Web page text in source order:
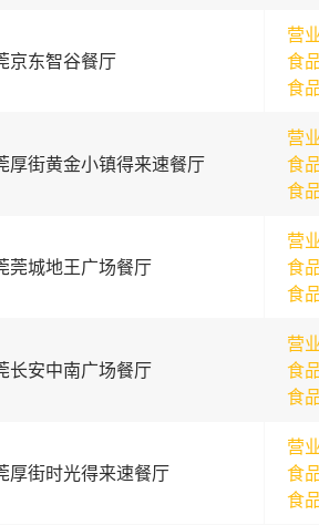
京东智谷餐厅
营
食
食
厚街黄金小镇得来速餐厅
营
食
食
莞城地王广场餐厅
营
食
食
长安中南广场餐厅
营
食
食
厚街时光得来速餐厅
营
食
食